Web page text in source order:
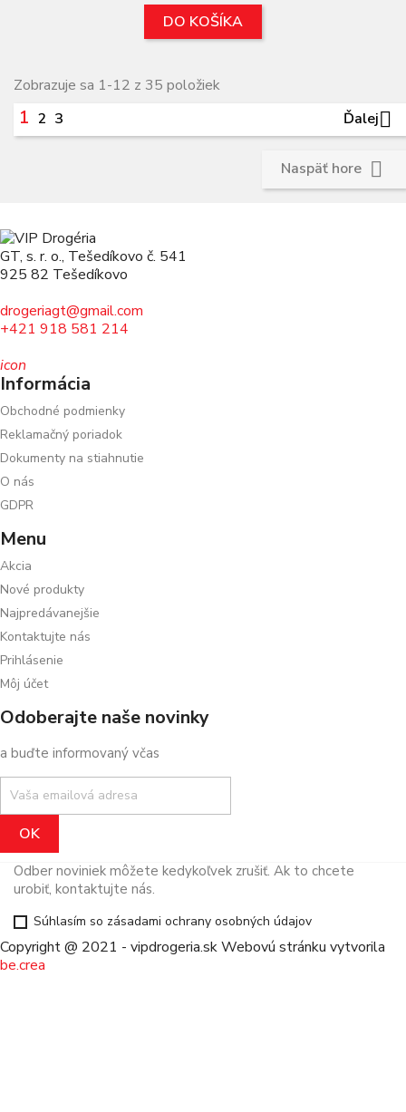
DO KOŠÍKA
Zobrazuje sa 1-12 z 35 položiek
1 2 3 Ďalej
Naspäť hore 
GT, s. r. o., Tešedíkovo č. 541
925 82 Tešedíkovo
drogeriagt@gmail.com
+421 918 581 214
icon
Informácia
Obchodné podmienky
Reklamačný poriadok
Dokumenty na stiahnutie
O nás
GDPR
Menu
Akcia
Nové produkty
Najpredávanejšie
Kontaktujte nás
Prihlásenie
Môj účet
Odoberajte naše novinky
a buďte informovaný včas
Odber noviniek môžete kedykoľvek zrušiť. Ak to chcete
urobiť, kontaktujte nás.
Súhlasím so zásadami ochrany osobných údajov
Copyright @ 2021 - vipdrogeria.skWebovú stránku vytvorila
be.crea